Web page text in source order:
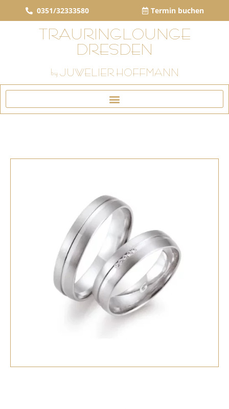
0351/32333580 Termin buchen
TRAURINGLOUNGE
DRESDEN
by JUWELIER HOFFMANN